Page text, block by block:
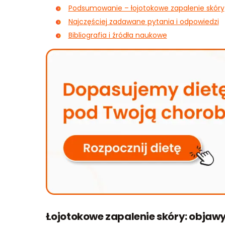
Podsumowanie – łojotokowe zapalenie skóry
Najczęściej zadawane pytania i odpowiedzi
Bibliografia i źródła naukowe
Łojotokowe zapalenie skóry: